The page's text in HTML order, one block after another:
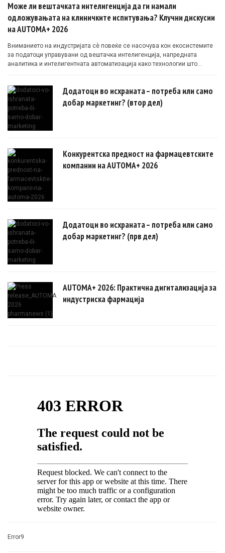
Може ли вештачката интелигенција да ги намали
одложувањата на клиничките испитувања? Клучни дискусии
на AUTOMA+ 2026
Вниманието на индустријата сè повеќе се насочува кон екосистемите
за податоци управувани од вештачка интелигенција, напредната
аналитика и интелигентната автоматизација како технологии што
Додатоци во исхраната – потреба или само
добар маркетинг? (втор дел)
Конкурентска предност на фармацевтските
компании на AUTOMA+ 2026
Додатоци во исхраната – потреба или само
добар маркетинг? (прв дел)
AUTOMA+ 2026: Практична дигитализација за
индустриска фармација
Error9